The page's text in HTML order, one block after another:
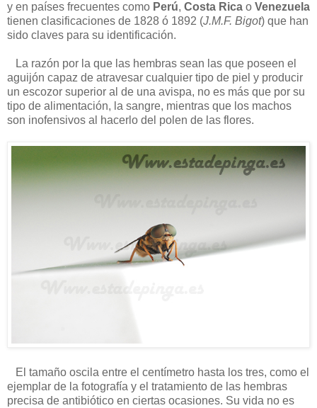
y en países frecuentes como Perú, Costa Rica o Venezuela
tienen clasificaciones de 1828 ó 1892 (J.M.F. Bigot) que han
sido claves para su identificación.
La razón por la que las hembras sean las que poseen el
aguijón capaz de atravesar cualquier tipo de piel y producir
un escozor superior al de una avispa, no es más que por su
tipo de alimentación, la sangre, mientras que los machos
son inofensivos al hacerlo del polen de las flores.
El tamaño oscila entre el centímetro hasta los tres, como el
ejemplar de la fotografía y el tratamiento de las hembras
precisa de antibiótico en ciertas ocasiones. Su vida no es